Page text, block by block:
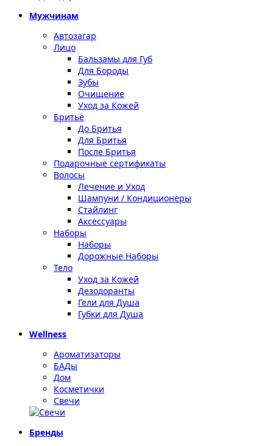
Мужчинам
Автозагар
Лицо
Бальзамы для Губ
Для Бороды
Зубы
Очищение
Уход за Кожей
Бритьё
До Бритья
Для Бритья
После Бритья
Подарочные сертификаты
Волосы
Лечение и Уход
Шампуни / Кондиционеры
Стайлинг
Аксессуары
Наборы
Наборы
Дорожные Наборы
Тело
Уход за Кожей
Дезодоранты
Гели для Душа
Губки для Душа
Wellness
Ароматизаторы
БАДы
Дом
Косметички
Свечи
Бренды